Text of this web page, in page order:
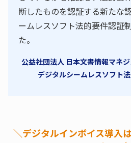
断したものを認証する新たな
ームレスソフト法的要件認証
た。
公益社団法人 日本文書情報マネ
デジタルシームレスソフト
＼デジタルインボイス導入